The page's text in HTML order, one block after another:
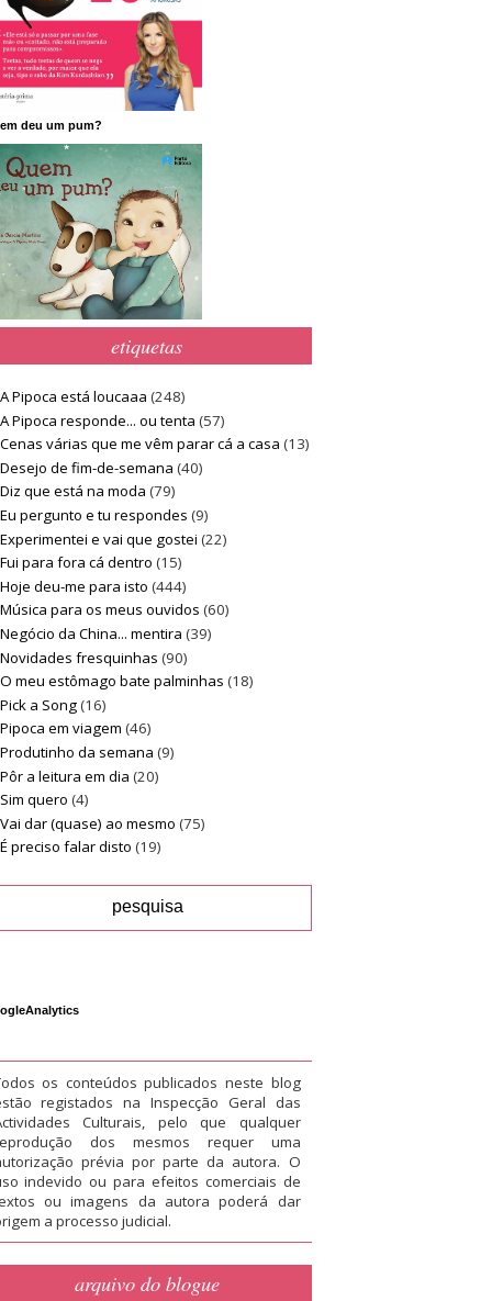
deu um pum?
etiquetas
A Pipoca está loucaaa (248)
A Pipoca responde... ou tenta (57)
Cenas várias que me vêm parar cá a casa (13)
Desejo de fim-de-semana (40)
Diz que está na moda (79)
Eu pergunto e tu respondes (9)
Experimentei e vai que gostei (22)
Fui para fora cá dentro (15)
Hoje deu-me para isto (444)
Música para os meus ouvidos (60)
Negócio da China... mentira (39)
Novidades fresquinhas (90)
O meu estômago bate palminhas (18)
Pick a Song(16)
Pipoca em viagem (46)
Produtinho da semana (9)
Pôr a leitura em dia (20)
Sim quero (4)
Vai dar (quase) ao mesmo (75)
É preciso falar disto (19)
os conteúdos publicados neste blog
registados na Inspecção Geral das
Culturais, pelo que qualquer
dos mesmos requer uma
prévia por parte da autora. O
indevido ou para efeitos comerciais de
ou imagens da autora poderá dar
a processo judicial.
arquivo do blogue